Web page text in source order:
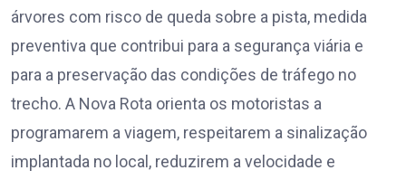
árvores com risco de queda sobre a pista, medida
preventiva que contribui para a segurança viária e
para a preservação das condições de tráfego no
trecho. A Nova Rota orienta os motoristas a
programarem a viagem, respeitarem a sinalização
implantada no local, reduzirem a velocidade e